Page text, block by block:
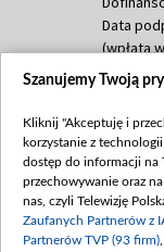
Data
(wpłata
(wpłata
mln,
Data
(wpłata
Szanujemy Twoją
Kliknij "Akceptuję i
korzystanie z
dostęp do informacji na
przechowywanie oraz
nas, czyli Telewizję
Zaufanych Partnerów z
Partnerów TVP (93 firm)